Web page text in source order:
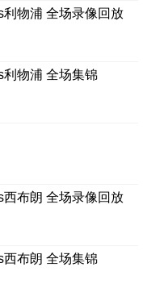
物浦 全场录像回放
物浦 全场集锦
布朗 全场录像回放
布朗 全场集锦